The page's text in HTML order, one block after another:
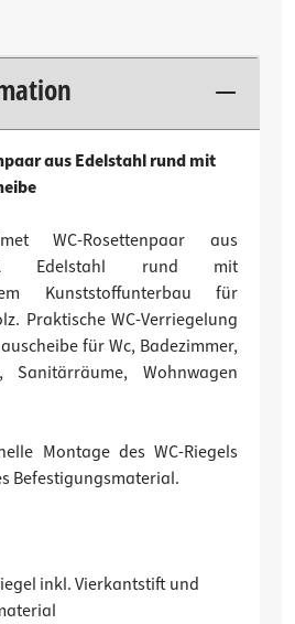
aus Edelstahl rund mit
WC-Rosettenpaar aus
Edelstahl rund mit
Kunststoffunterbau für
Praktische WC-Verriegelung
für Wc, Badezimmer,
Sanitärräume, Wohnwagen
Montage des WC-Riegels
Befestigungsmaterial.
inkl. Vierkantstift und